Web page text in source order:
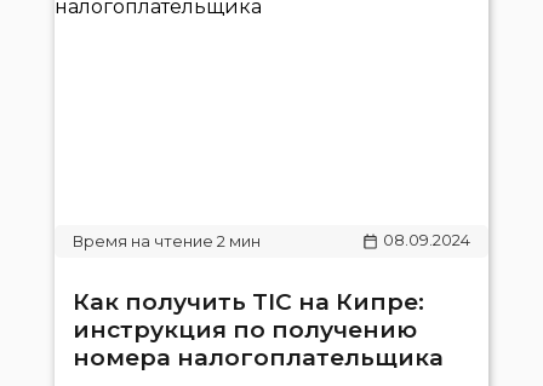
08.09.2024
Как получить TIC на Кипре:
инструкция по получению
номера налогоплательщика